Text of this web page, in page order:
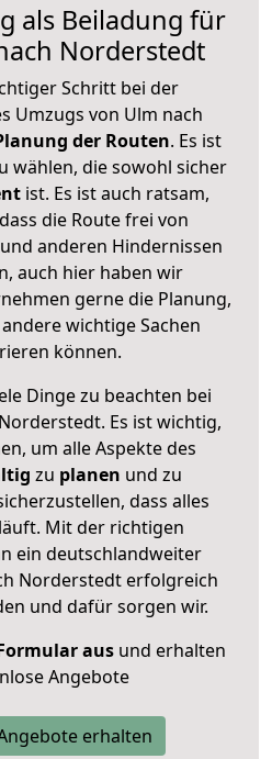
als Beiladung für
Norderstedt
Schritt bei der
Umzugs von Ulm nach
der Routen. Es ist
wählen, die sowohl sicher
ist. Es ist auch ratsam,
die Route frei von
anderen Hindernissen
auch hier haben wir
gerne die Planung,
wichtige Sachen
können.
Dinge zu beachten bei
Es ist wichtig,
um alle Aspekte des
zu planen und zu
dass alles
Mit der richtigen
ein deutschlandweiter
Norderstedt erfolgreich
und dafür sorgen wir.
ausund erhalten
Angebote
erhalten